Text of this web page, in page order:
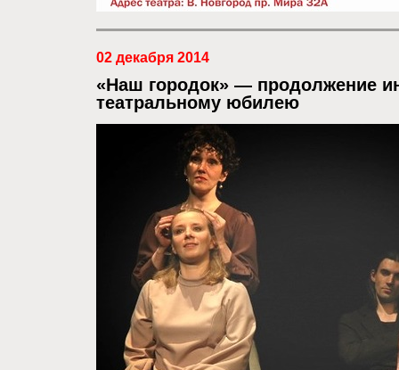
02 декабря 2014
«Наш городок» — продолжение
театральному юбилею